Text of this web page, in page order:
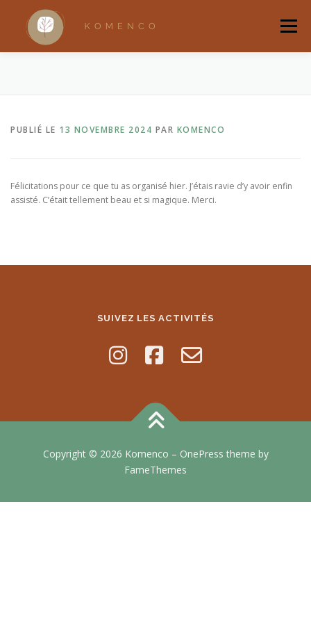
contenu
Menu
RANDONNÉES BRUXELLOISES RITUELS
QUI SUIS-JE ? BOUTIQUE
PUBLIÉ LE 13 NOVEMBRE 2024 PAR KOMENCO
Félicitations pour ce que tu as organisé hier. J’étais ravie d’y avoir enfin
assisté. C’était tellement beau et si magique. Merci.
SUIVEZ LES ACTIVITÉS
Copyright © 2026 Komenco – OnePress theme by
FameThemes